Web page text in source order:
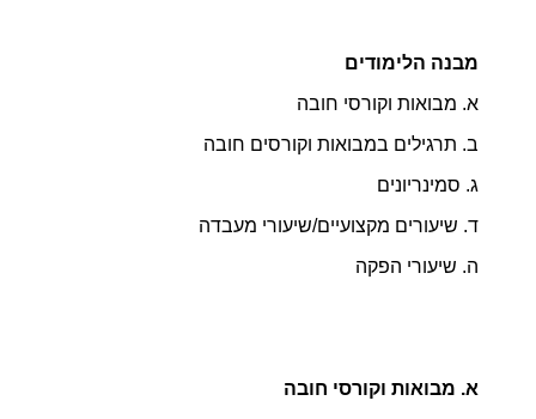
מבנה הלימודים
א. מבואות וקורסי חובה
ב. תרגילים במבואות וקורסים חובה
ג. סמינריונים
ד. שיעורים מקצועיים/שיעורי מעבדה
ה. שיעורי הפקה
א. מבואות וקורסי חובה